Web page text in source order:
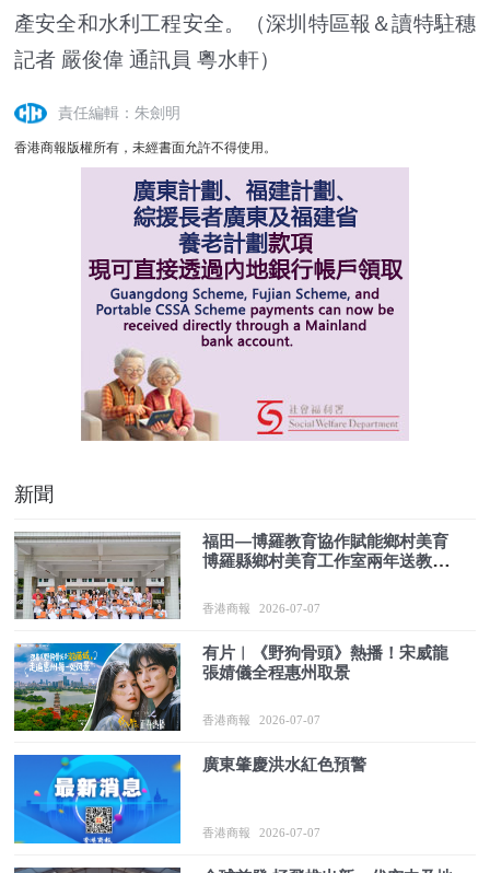
產安全和水利工程安全。（深圳特區報＆讀特駐穗
記者 嚴俊偉 通訊員 粵水軒）
責任編輯：朱劍明
香港商報版權所有，未經書面允許不得使用。
新聞
福田—博羅教育協作賦能鄉村美育
博羅縣鄉村美育工作室兩年送教51
香港商報 2026-07-07
有片︱《野狗骨頭》熱播！宋威龍
張婧儀全程惠州取景
香港商報 2026-07-07
廣東肇慶洪水紅色預警
香港商報 2026-07-07